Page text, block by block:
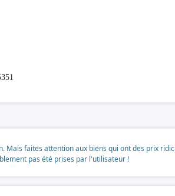
Mais faites attention aux biens qui ont des prix
pas été prises par l'utilisateur !